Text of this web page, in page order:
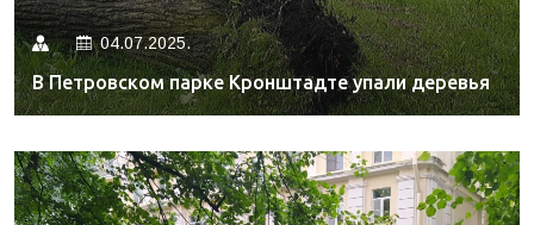
04.07.2025.
В Петровском парке Кронштадте упали деревья